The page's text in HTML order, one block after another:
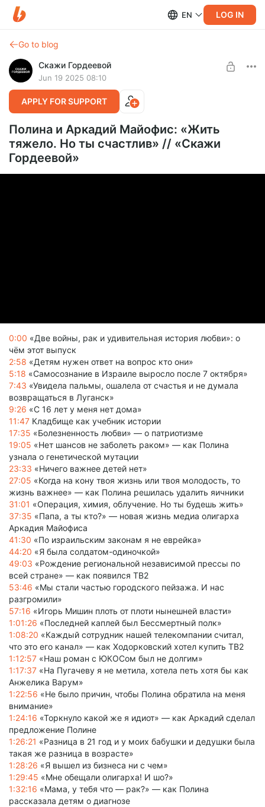
EN LOG IN
Go to blog
Скажи Гордеевой
Jun 19 2025 08:10
APPLY FOR SUPPORT
Полина и Аркадий Майофис: «Жить
тяжело. Но ты счастлив» // «Скажи
Гордеевой»
0:00 «Две войны, рак и удивительная история любви»: о
чём этот выпуск
2:58 «Детям нужен ответ на вопрос кто они»
5:18 «Самосознание в Израиле выросло после 7 октября»
7:43 «Увидела пальмы, ошалела от счастья и не думала
возвращаться в Луганск»
9:26 «С 16 лет у меня нет дома»
11:47 Кладбище как учебник истории
17:35 «Болезненность любви» — о патриотизме
19:05 «Нет шансов не заболеть раком» — как Полина
узнала о генетической мутации
23:33 «Ничего важнее детей нет»
27:05 «Когда на кону твоя жизнь или твоя молодость, то
жизнь важнее» — как Полина решилась удалить яичники
31:01 «Операция, химия, облучение. Но ты будешь жить»
37:35 «Папа, а ты кто?» — новая жизнь медиа олигарха
Аркадия Майофиса
41:30 «По израильским законам я не еврейка»
44:20 «Я была солдатом-одиночкой»
49:03 «Рождение региональной независимой прессы по
всей стране» — как появился ТВ2
53:46 «Мы стали частью городского пейзажа. И нас
разгромили»
57:16 «Игорь Мишин плоть от плоти нынешней власти»
1:01:26 «Последней каплей был Бессмертный полк»
1:08:20 «Каждый сотрудник нашей телекомпании считал,
что это его канал» — как Ходорковский хотел купить ТВ2
1:12:57 «Наш роман с ЮКОСом был не долгим»
1:17:37 «На Пугачеву я не метила, хотела петь хотя бы как
Анжелика Варум»
1:22:56 «Не было причин, чтобы Полина обратила на меня
внимание»
1:24:16 «Торкнуло какой же я идиот» — как Аркадий сделал
предложение Полине
1:26:21 «Разница в 21 год и у моих бабушки и дедушки была
такая же разница в возрасте»
1:28:26 «Я вышел из бизнеса ни с чем»
1:29:45 «Мне обещали олигарха! И шо?»
1:32:16 «Мама, у тебя что — рак?» — как Полина
рассказала детям о диагнозе